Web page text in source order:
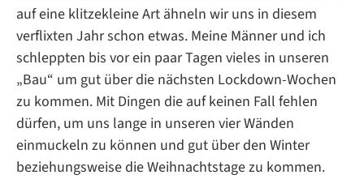
auf eine klitzekleine Art ähneln wir uns in diesem
verflixten Jahr schon etwas. Meine Männer und ich
schleppten bis vor ein paar Tagen vieles in unseren
„Bau“ um gut über die nächsten Lockdown-Wochen
zu kommen. Mit Dingen die auf keinen Fall fehlen
dürfen, um uns lange in unseren vier Wänden
einmuckeln zu können und gut über den Winter
beziehungsweise die Weihnachtstage zu kommen.